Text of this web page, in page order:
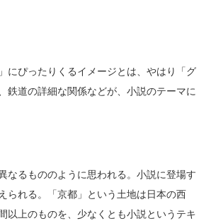
ぴったりくるイメージとは、やはり「グ
鉄道の詳細な関係などが、小説のテーマに
るもののように思われる。小説に登場す
られる。「京都」という土地は日本の西
以上のものを、少なくとも小説というテキ